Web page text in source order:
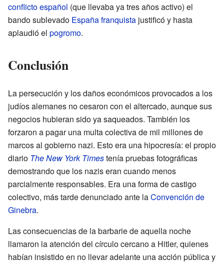
conflicto español (que llevaba ya tres años activo) el
bando sublevado España franquista justificó y hasta
aplaudió el pogromo.
Conclusión
La persecución y los daños económicos provocados a los
judíos alemanes no cesaron con el altercado, aunque sus
negocios hubieran sido ya saqueados. También los
forzaron a pagar una multa colectiva de mil millones de
marcos al gobierno nazi. Esto era una hipocresía: el propio
diario The New York Timestenía pruebas fotográficas
demostrando que los nazis eran cuando menos
parcialmente responsables. Era una forma de castigo
colectivo, más tarde denunciado ante laConvención de
Ginebra.
Las consecuencias de la barbarie de aquella noche
llamaron la atención del círculo cercano a Hitler, quienes
habían insistido en no llevar adelante una acción pública y